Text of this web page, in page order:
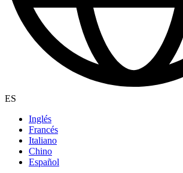
ES
Inglés
Francés
Italiano
Chino
Español